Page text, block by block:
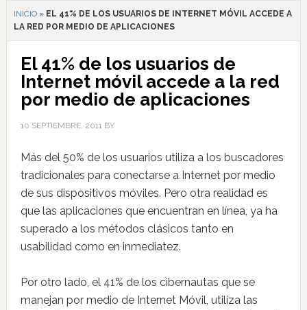
INICIO» EL 41% DE LOS USUARIOS DE INTERNET MÓVIL ACCEDE A
LA RED POR MEDIO DE APLICACIONES
El 41% de los usuarios de
Internet móvil accede a la red
por medio de aplicaciones
10 SEPTIEMBRE, 2011BY
Más del 50% de los usuarios utiliza a los buscadores
tradicionales para conectarse a Internet por medio
de sus dispositivos móviles. Pero otra realidad es
que las aplicaciones que encuentran en línea, ya ha
superado a los métodos clásicos tanto en
usabilidad como en inmediatez.
Por otro lado, el 41% de los cibernautas que se
manejan por medio de Internet Móvil, utiliza las